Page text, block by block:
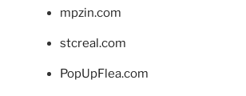
mpzin.com
stcreal.com
PopUpFlea.com